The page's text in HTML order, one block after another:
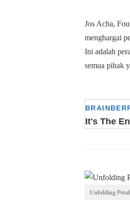
Jos Acha,
menghargai
Ini adalah
semua pihak
Unfolding